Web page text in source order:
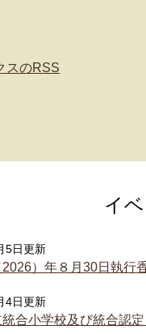
スのRSS
イ
5日更新
）年８月30日執行
4日更新
合小学校及び統合認